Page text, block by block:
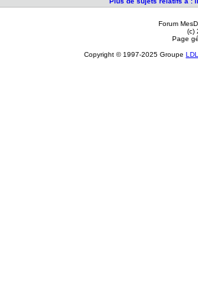
Forum
(c)
Page
Copyright © 1997-2025 Groupe